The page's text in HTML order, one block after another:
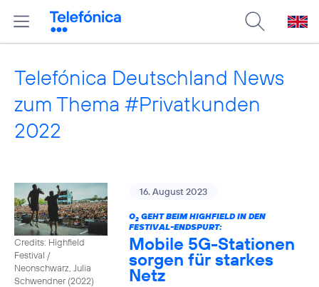
Telefónica Deutschland News
zum Thema #Privatkunden
2022
Credits: Highfield
Festival /
Neonschwarz, Julia
Schwendner (2022)
16. August 2023
O2GEHT BEIM HIGHFIELD IN DEN
FESTIVAL-ENDSPURT:
Mobile 5G-Stationen
sorgen für starkes
Netz